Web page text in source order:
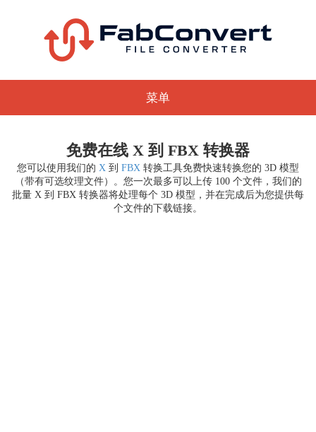
菜单
免费在线 X 到 FBX 转换器
您可以使用我们的 X 到 FBX 转换工具免费快速转换您的 3D 模型
（带有可选纹理文件）。您一次最多可以上传 100 个文件，我们的
批量 X 到 FBX 转换器将处理每个 3D 模型，并在完成后为您提供每
个文件的下载链接。